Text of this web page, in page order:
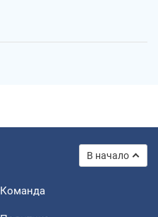
В начало
Команда